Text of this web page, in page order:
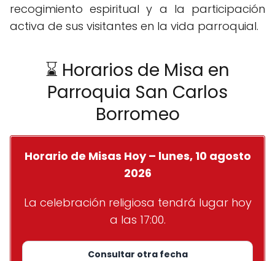
recogimiento espiritual y a la participación
activa de sus visitantes en la vida parroquial.
⌛ Horarios de Misa en
Parroquia San Carlos
Borromeo
Horario de Misas Hoy – lunes, 10 agosto
2026
La celebración religiosa tendrá lugar hoy
a las 17:00.
Consultar otra fecha